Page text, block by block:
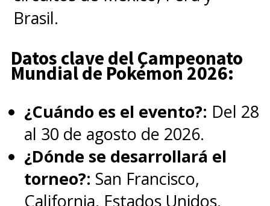
Brasil.
Datos clave del Campeonato
Mundial de Pokémon 2026:
¿Cuándo es el evento?: Del 28
al 30 de agosto de 2026.
¿Dónde se desarrollará el
torneo?: San Francisco,
California, Estados Unidos.